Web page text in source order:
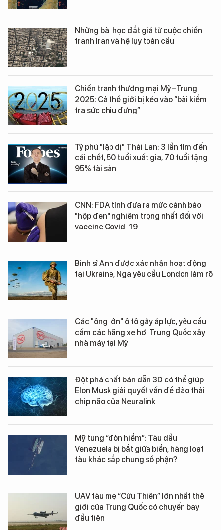
Những bài học đắt giá từ cuộc chiến
tranh Iran và hệ lụy toàn cầu
Chiến tranh thương mại Mỹ–Trung
2025: Cả thế giới bị kéo vào “bài kiểm
tra sức chịu đựng”
Tỷ phú "lập dị" Thái Lan: 3 lần tìm đến
cái chết, 50 tuổi xuất gia, 70 tuổi tặng
95% tài sản
CNN: FDA tính đưa ra mức cảnh báo
"hộp đen" nghiêm trọng nhất đối với
vaccine Covid-19
Binh sĩ Anh được xác nhận hoạt động
tại Ukraine, Nga yêu cầu London làm rõ
Các "ông lớn" ô tô gây áp lực, yêu cầu
cấm các hãng xe hơi Trung Quốc xây
nhà máy tại Mỹ
Đột phá chất bán dẫn 3D có thể giúp
Elon Musk giải quyết vấn đề đào thải
chip não của Neuralink
Mỹ tung “đòn hiểm”: Tàu dầu
Venezuela bị bắt giữa biển, hàng loạt
tàu khác sắp chung số phận?
UAV tàu mẹ “Cửu Thiên” lớn nhất thế
giới của Trung Quốc có chuyến bay
đầu tiên